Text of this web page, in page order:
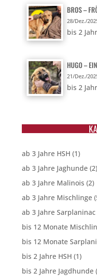
BROS –
28/Dez./
bis 2
HUGO –
21/Dez./
bis 2
ab 3 Jahre HSH (1)
ab 3 Jahre Jaghunde(2)
ab 3 Jahre Malinois (2)
ab 3 Jahre Mischlinge
ab 3 Jahre Sarplaninac
bis 12 Monate
bis 12 Monate
bis 2 Jahre HSH (1)
bis 2 Jahre Jagdhunde